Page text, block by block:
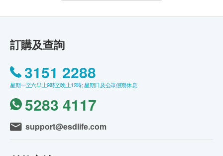
訂購及查詢
3151 2288
星期一至六早上9時至晚上12時; 星期日及公眾假期休息
5283 4117
support@esdlife.com